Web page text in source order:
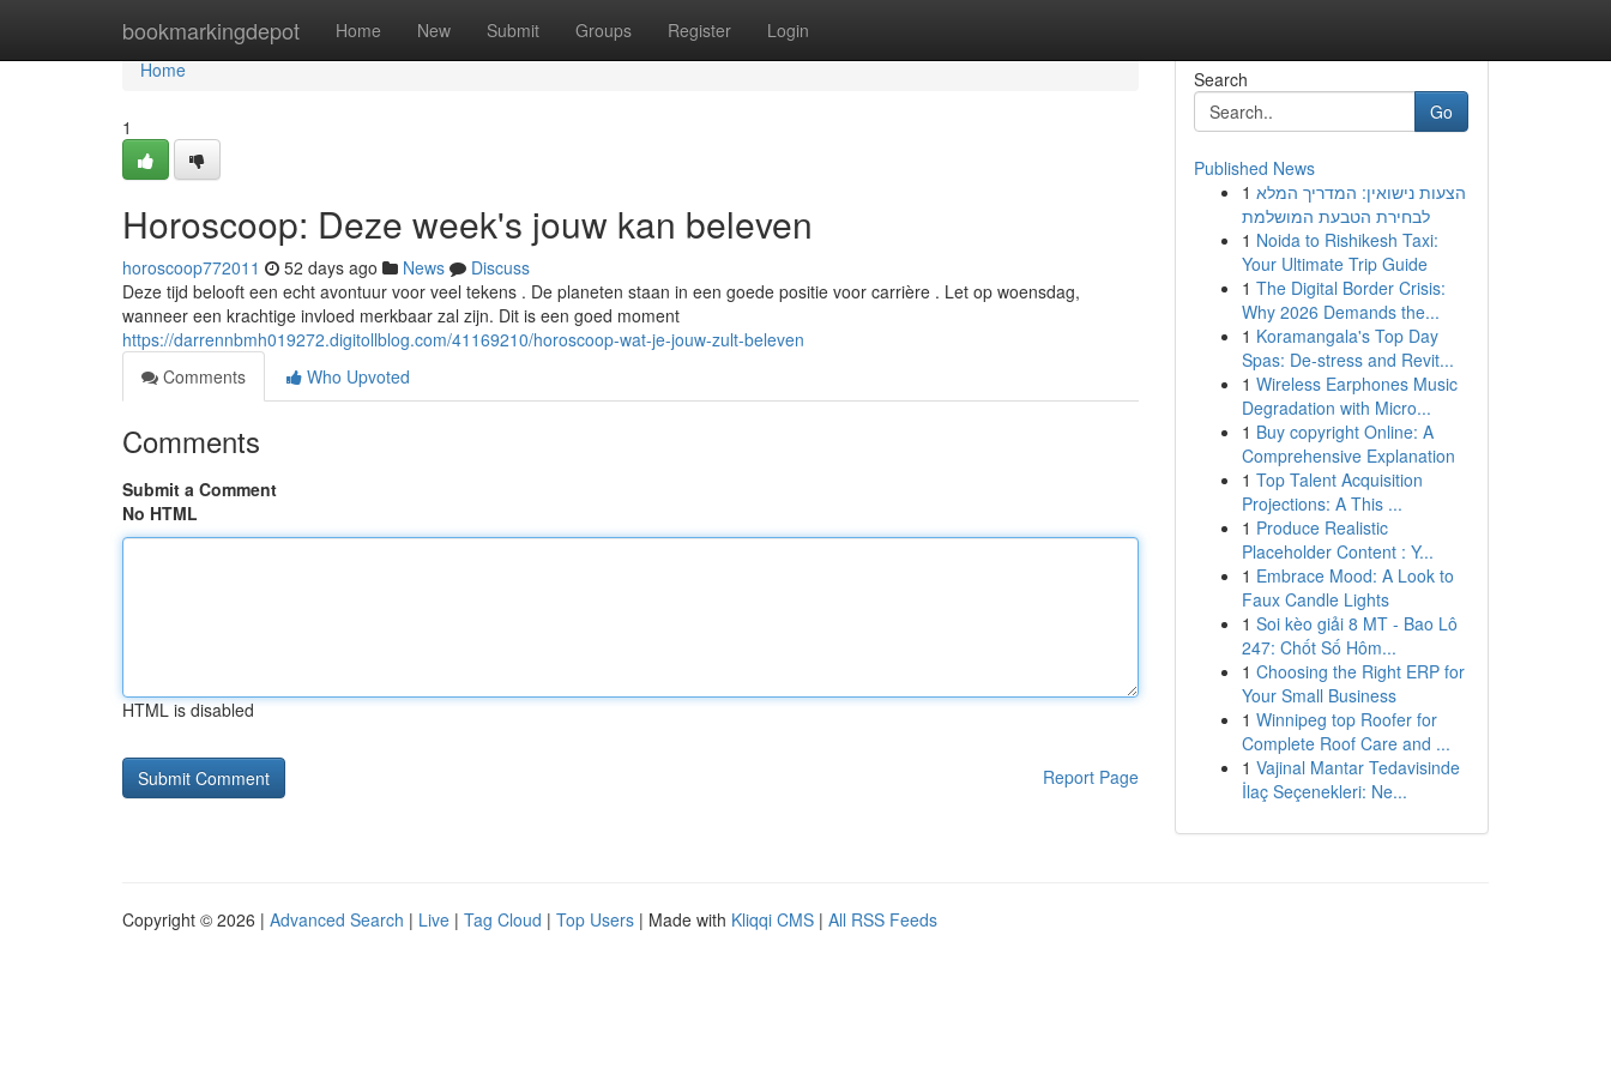
bookmarkingdepot Home New Submit Groups Register Login
Home
Home
1
Horoscoop: Deze week's jouw kan beleven
horoscoop772011 52 days ago News
Discuss
Deze tijd belooft een echt avontuur voor veel tekens . De planeten staan in een goede positie voor carrière . Let op woensdag,
wanneer een krachtige invloed merkbaar zal zijn. Dit is een goed moment
https://darrennbmh019272.digitollblog.com/41169210/horoscoop-wat-je-jouw-zult-beleven
Comments
Who Upvoted
Comments
Submit a Comment
No HTML
HTML is disabled
Report Page
Search
Go
Published News
1 הצעות נישואין: המדריך המלא
לבחירת הטבעת המושלמת
1 Noida to Rishikesh Taxi:
Your Ultimate Trip Guide
1 The Digital Border Crisis:
Why 2026 Demands the...
1 Koramangala's Top Day
Spas: De-stress and Revit...
1 Wireless Earphones Music
Degradation with Micro...
1 Buy copyright Online: A
Comprehensive Explanation
1 Top Talent Acquisition
Projections: A This ...
1 Produce Realistic
Placeholder Content : Y...
1 Embrace Mood: A Look to
Faux Candle Lights
1 Soi kèo giải 8 MT - Bao Lô
247: Chốt Số Hôm...
1 Choosing the Right ERP for
Your Small Business
1 Winnipeg top Roofer for
Complete Roof Care and ...
1 Vajinal Mantar Tedavisinde
İlaç Seçenekleri: Ne...
Copyright © 2026 | Advanced Search | Live | Tag Cloud | Top Users | Made with Kliqqi CMS | All RSS Feeds